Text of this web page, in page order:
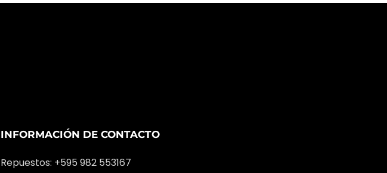
INFORMACIÓN DE CONTACTO
Repuestos: +595 982 553167